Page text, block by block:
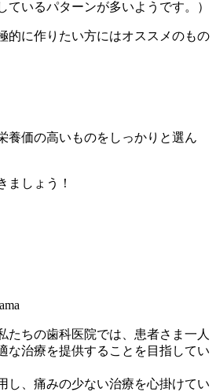
ているパターンが多いようです。）
的に作りたい方にはオススメのもの
養価の高いものをしっかりと選ん
ましょう！
たちの歯科医院では、患者さま一人
な治療を提供することを目指してい
し、痛みの少ない治療を心掛けてい